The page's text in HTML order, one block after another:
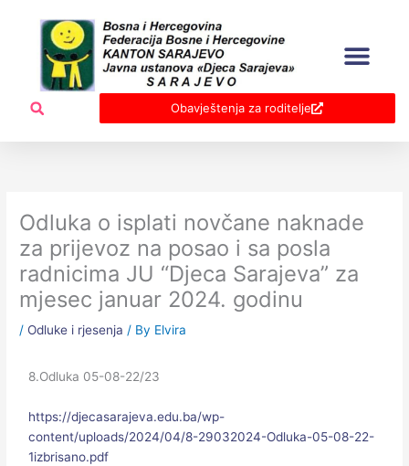
content
Obavještenja za roditelje
Odluka o isplati novčane naknade
za prijevoz na posao i sa posla
radnicima JU “Djeca Sarajeva” za
mjesec januar 2024. godinu
/Odluke i rjesenja / By Elvira
8.Odluka 05-08-22/23
https://djecasarajeva.edu.ba/wp-
content/uploads/2024/04/8-29032024-Odluka-05-08-22-
1izbrisano.pdf